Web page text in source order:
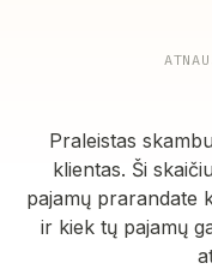
Praleistas
klientas. Ši
pajamų prarandate
ir kiek tų pajamų